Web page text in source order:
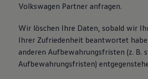
Volkswagen Partner anfragen.
Wir löschen Ihre Daten, sobald wir
Ihrer Zufriedenheit beantwortet
anderen Aufbewahrungsfristen (z. B.
Aufbewahrungsfristen)